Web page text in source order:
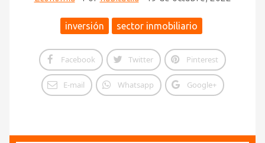
inversión sector inmobiliario
Facebook Twitter Pinterest
E-mail Whatsapp Google+